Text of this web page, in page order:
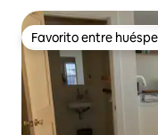
Favorito entre
Favorito entre